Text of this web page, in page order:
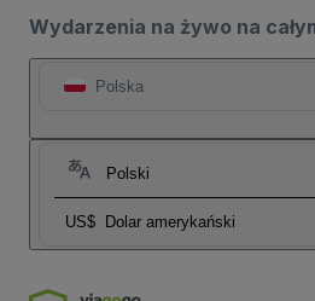
Wydarzenia na żywo na
Polska
Polski
US$ Dolar amerykański